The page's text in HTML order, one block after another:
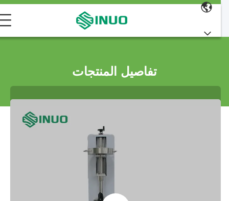
تفاصيل المنتجات